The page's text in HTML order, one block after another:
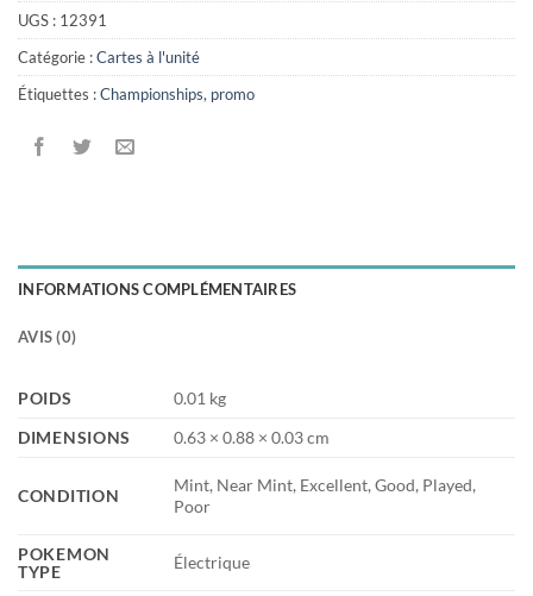
UGS : 12391
Catégorie :Cartes à l'unité
Étiquettes :Championships, promo
INFORMATIONS COMPLÉMENTAIRES
AVIS (0)
POIDS
0.01 kg
DIMENSIONS
0.63 × 0.88 × 0.03 cm
CONDITION
Mint, Near Mint, Excellent, Good, Played,
Poor
POKEMON
TYPE
Électrique